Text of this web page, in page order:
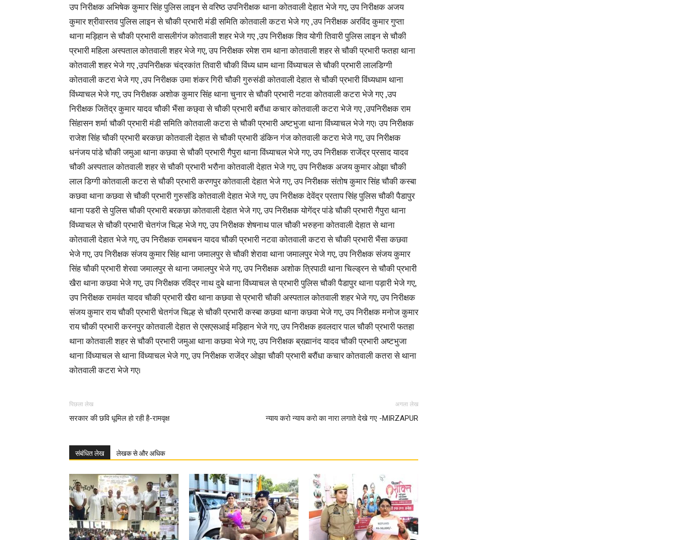
in
Hindi,
Today
Hindi
उप निरीक्षक अभिषेक कुमार सिंह पुलिस लाइन से वरिष्ठ उपनिरीक्षक थाना कोतवाली देहात भेजे गए, उप निरीक्षक अजय
कुमार श्रीवास्तव पुलिस लाइन से चौकी प्रभारी मंडी समिति कोतवाली कटरा भेजे गए ,उप निरीक्षक अरविंद कुमार गुप्ता
थाना मड़िहान से चौकी प्रभारी वासलीगंज कोतवाली शहर भेजे गए ,उप निरीक्षक शिव योगी तिवारी पुलिस लाइन से चौकी
प्रभारी महिला अस्पताल कोतवाली शहर भेजे गए, उप निरीक्षक रमेश राम थाना कोतवाली शहर से चौकी प्रभारी फतहा थाना
कोतवाली शहर भेजे गए ,उपनिरीक्षक चंद्रकांत तिवारी चौकी विंध्य धाम थाना विंध्याचल से चौकी प्रभारी लालडिग्गी
कोतवाली कटरा भेजे गए ,उप निरीक्षक उमा शंकर गिरी चौकी गुरुसंडी कोतवाली देहात से चौकी प्रभारी विंध्यधाम थाना
विंध्याचल भेजे गए, उप निरीक्षक अशोक कुमार सिंह थाना चुनार से चौकी प्रभारी नटवा कोतवाली कटरा भेजे गए ,उप
निरीक्षक जितेंद्र कुमार यादव चौकी भैंसा कछ्वा से चौकी प्रभारी बरौंधा कचार कोतवाली कटरा भेजे गए ,उपनिरीक्षक राम
सिंहासन शर्मा चौकी प्रभारी मंडी समिति कोतवाली कटरा से चौकी प्रभारी अष्टभुजा थाना विंध्याचल भेजे गए। उप निरीक्षक
राजेश सिंह चौकी प्रभारी बरकछा कोतवाली देहात से चौकी प्रभारी डंकिन गंज कोतवाली कटरा भेजे गए, उप निरीक्षक
धनंजय पांडे चौकी जमुआ थाना कछवा से चौकी प्रभारी गैपुरा थाना विंध्याचल भेजे गए, उप निरीक्षक राजेंद्र प्रसाद यादव
चौकी अस्पताल कोतवाली शहर से चौकी प्रभारी भरौना कोतवाली देहात भेजे गए, उप निरीक्षक अजय कुमार ओझा चौकी
लाल डिग्गी कोतवाली कटरा से चौकी प्रभारी करणपुर कोतवाली देहात भेजे गए, उप निरीक्षक संतोष कुमार सिंह चौकी कस्बा
कछवा थाना कछवा से चौकी प्रभारी गुरुसंडि कोतवाली देहात भेजे गए, उप निरीक्षक देवेंद्र प्रताप सिंह पुलिस चौकी पैडापुर
थाना पडरी से पुलिस चौकी प्रभारी बरकछा कोतवाली देहात भेजे गए, उप निरीक्षक योगेंद्र पांडे चौकी प्रभारी गैपुरा थाना
विंध्याचल से चौकी प्रभारी चेतगंज चिल्ह भेजे गए, उप निरीक्षक शेषनाथ पाल चौकी भरुहना कोतवाली देहात से थाना
कोतवाली देहात भेजे गए, उप निरीक्षक रामबचन यादव चौकी प्रभारी नटवा कोतवाली कटरा से चौकी प्रभारी भैंसा कछवा
भेजे गए, उप निरीक्षक संजय कुमार सिंह थाना जमालपुर से चौकी शेरावा थाना जमालपुर भेजे गए, उप निरीक्षक संजय कुमार
सिंह चौकी प्रभारी शेरवा जमालपुर से थाना जमालपुर भेजे गए, उप निरीक्षक अशोक त्रिपाठी थाना चिल्ड्रन से चौकी प्रभारी
खैरा थाना कछवा भेजे गए, उप निरीक्षक रविंद्र नाथ दुबे थाना विंध्याचल से प्रभारी पुलिस चौकी पैडापुर थाना पड़ारी भेजे गए,
उप निरीक्षक रामवंत यादव चौकी प्रभारी खैरा थाना कछवा से प्रभारी चौकी अस्पताल कोतवाली शहर भेजे गए, उप निरीक्षक
संजय कुमार राय चौकी प्रभारी चेतगंज चिल्ह से चौकी प्रभारी कस्बा कछवा थाना कछवा भेजे गए, उप निरीक्षक मनोज कुमार
राय चौकी प्रभारी करनपुर कोतवाली देहात से एसएसआई मड़िहान भेजे गए, उप निरीक्षक हवलदार पाल चौकी प्रभारी फतहा
थाना कोतवाली शहर से चौकी प्रभारी जमुआ थाना कछवा भेजे गए, उप निरीक्षक ब्रह्मानंद यादव चौकी प्रभारी अष्टभुजा
थाना विंध्याचल से थाना विंध्याचल भेजे गए, उप निरीक्षक राजेंद्र ओझा चौकी प्रभारी बरौंधा कचार कोतवाली कतरा से थाना
कोतवाली कटरा भेजे गए।
पिछला लेख
सरकार की छवि धूमिल हो रही है-रामवृक्ष
अगला लेख
न्याय करो न्याय करो का नारा लगाते देखे गए -MIRZAPUR
संबंधित लेख लेखक से और अधिक